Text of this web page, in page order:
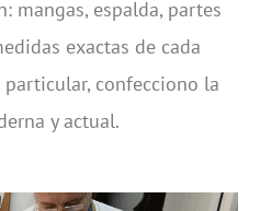
mangas, espalda, partes
exactas de cada
confecciono la
y actual.